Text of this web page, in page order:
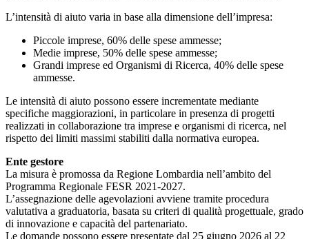
L’intensità di aiuto varia in base alla dimensione dell’impresa:
Piccole imprese, 60% delle spese ammesse;
Medie imprese, 50% delle spese ammesse;
Grandi imprese ed Organismi di Ricerca, 40% delle spese
ammesse.
Le intensità di aiuto possono essere incrementate mediante
specifiche maggiorazioni, in particolare in presenza di progetti
realizzati in collaborazione tra imprese e organismi di ricerca, nel
rispetto dei limiti massimi stabiliti dalla normativa europea.
Ente gestore
La misura è promossa da Regione Lombardia nell’ambito del
Programma Regionale FESR 2021-2027.
L’assegnazione delle agevolazioni avviene tramite procedura
valutativa a graduatoria, basata su criteri di qualità progettuale, grado
di innovazione e capacità del partenariato.
Le domande possono essere presentate dal 25 giugno 2026 al 22